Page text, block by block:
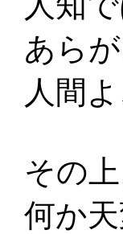
あら
人間
その
何か